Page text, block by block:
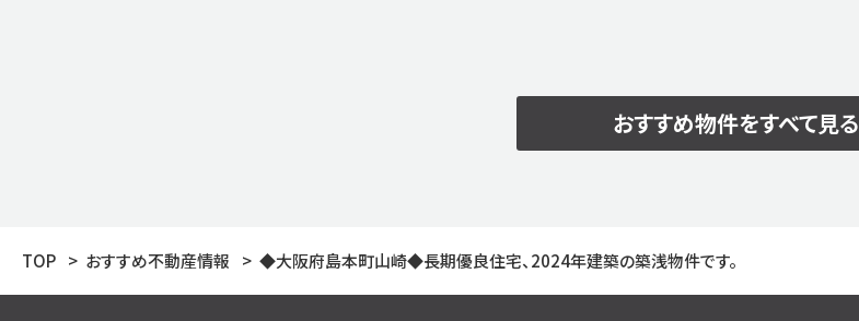
す！ ■室内改装済で即入居可能です！ ■太陽
おすすめ物件をすべて見る
TOP おすすめ不動産情報 ◆大阪府島本町山崎◆長期優良住宅、2024年建築の築浅物件です。